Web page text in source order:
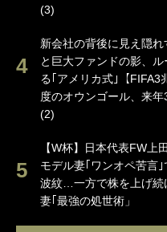
(3)
新会社の背後に見え隠
と巨大ファンドの影、
る｢アメリカ式｣【FIFA3
度のオウンゴール、来年
(2)
【W杯】日本代表FW上
モデル妻｢ワンオペ苦言
波紋…一方で株を上げ続
妻｢最強の処世術」